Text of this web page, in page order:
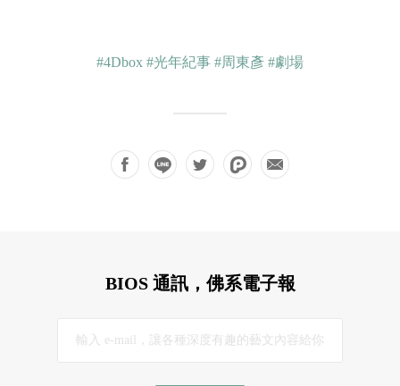
#4Dbox #光年紀事 #周東彥 #劇場
BIOS 通訊，佛系電子報